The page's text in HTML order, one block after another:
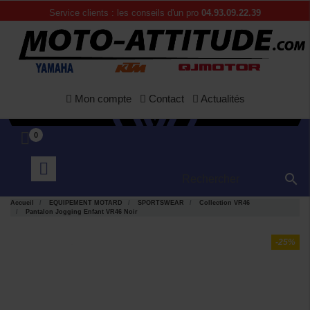
Service clients : les conseils d'un pro 04.93.09.22.39
Mon compte Contact Actualités
0

Accueil EQUIPEMENT MOTARD SPORTSWEAR
Collection VR46
Pantalon Jogging Enfant VR46 Noir
-25%